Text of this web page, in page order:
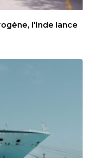
l'Inde lance